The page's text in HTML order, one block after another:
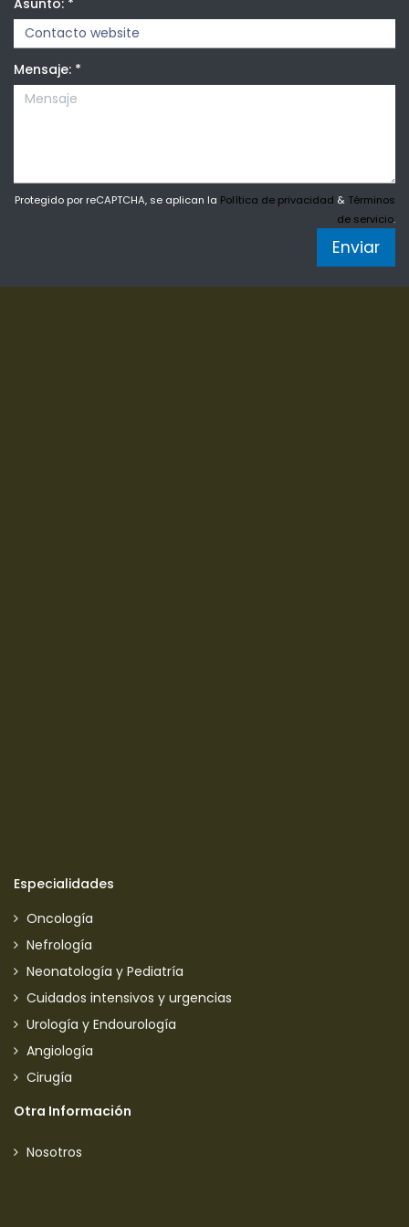
Asunto: *
Mensaje: *
Protegido por reCAPTCHA, se aplican la Política de privacidad & Términos
de servicio.
Enviar
Especialidades
Oncología
Nefrología
Neonatología y Pediatría
Cuidados intensivos y urgencias
Urología y Endourología
Angiología
Cirugía
Otra Información
Nosotros